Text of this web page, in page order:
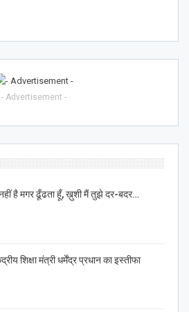
- Advertisement -
नहीं है मगर ढूँढता हूँ, ख़ुशी मैं तुझे दर-बदर…
शिक्षा मंत्री धर्मेंद्र प्रधान का इस्तीफा